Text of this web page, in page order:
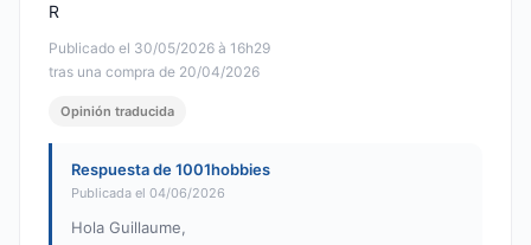
Publicado el 30/05/2026 à 16h29
tras una compra de 20/04/2026
R
Opinión traducida
Respuesta de 1001hobbies
Publicada el 04/06/2026
Hola Guillaume,